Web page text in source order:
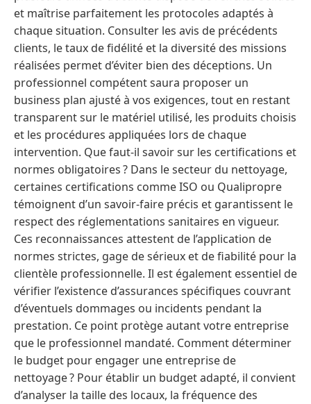
et maîtrise parfaitement les protocoles adaptés à
chaque situation. Consulter les avis de précédents
clients, le taux de fidélité et la diversité des missions
réalisées permet d’éviter bien des déceptions. Un
professionnel compétent saura proposer un
business plan ajusté à vos exigences, tout en restant
transparent sur le matériel utilisé, les produits choisis
et les procédures appliquées lors de chaque
intervention. Que faut-il savoir sur les certifications et
normes obligatoires ? Dans le secteur du nettoyage,
certaines certifications comme ISO ou Qualipropre
témoignent d’un savoir-faire précis et garantissent le
respect des réglementations sanitaires en vigueur.
Ces reconnaissances attestent de l’application de
normes strictes, gage de sérieux et de fiabilité pour la
clientèle professionnelle. Il est également essentiel de
vérifier l’existence d’assurances spécifiques couvrant
d’éventuels dommages ou incidents pendant la
prestation. Ce point protège autant votre entreprise
que le professionnel mandaté. Comment déterminer
le budget pour engager une entreprise de
nettoyage ? Pour établir un budget adapté, il convient
d’analyser la taille des locaux, la fréquence des